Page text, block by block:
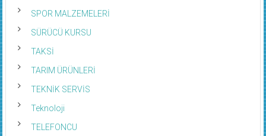
SPOR MALZEMELERİ
SÜRÜCÜ KURSU
TAKSİ
TARIM ÜRÜNLERİ
TEKNİK SERVİS
Teknoloji
TELEFONCU